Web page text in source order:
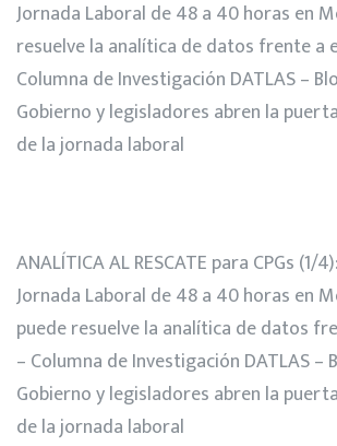
Jornada Laboral de 48 a 40 horas en
resuelve la analítica de datos frente a
Columna de Investigación DATLAS –
Gobierno y legisladores abren la
de la jornada laboral
ANALÍTICA AL RESCATE para CPGs (1/
Jornada Laboral de 48 a 40 horas en
puede resuelve la analítica de datos
– Columna de Investigación DATLAS –
Gobierno y legisladores abren la
de la jornada laboral